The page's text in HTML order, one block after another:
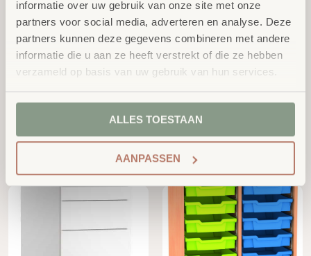
informatie over uw gebruik van onze site met onze
partners voor social media, adverteren en analyse. Deze
partners kunnen deze gegevens combineren met andere
informatie die u aan ze heeft verstrekt of die ze hebben
verzameld op basis van uw gebruik van hun services.
ALLES TOESTAAN
AANPASSEN
Schuine Bakken Kies
€1.176,00 excl.
Hoge Kast
BTW